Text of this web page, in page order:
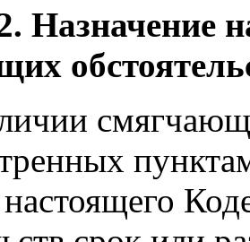
Назначение
настоящего